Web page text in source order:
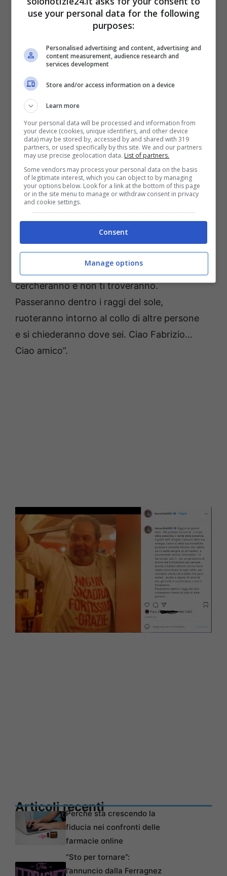
gelo: perché hanno litigato?
Leggi anche —-> Gerry Scotti prima foto da
nonno: eccolo con la piccola Ginevra
“Oggi è un giorno nero . Hai portato via con
te , il rosso della passione, il verde della
speranza, il giallo dell’ allegria, l’azzurro della
tua energia, l’arancio della tua incredibile
purezza e sincerità. Dicono che l’addio sia in
realtà sempre un arrivederci, e sicuramente
nel tuo “arrivederci “ ci hai trovati tutti li , noi,
un girotondo di anime che ti ameranno per
sempre , pronte a ballarti attorno con la
mano alzata come facevi tu ogni volta , per
ricordarci che la vita è bella. Ora però aiutaci ,
aiutaci a capire. Gli anni, le ore, gli occhi ,ti
cercheranno e non ti troveranno.
Passeranno dentro i raggi del sole,
ruoteranno intorno al collo di altre persone
e si chiederanno dove sei. Ciao Fabrizio…
Ciao amico”.
Articoli recentiPerché sta crescendo la
fiducia nei confronti delle
farmacie online
“Sto per tornare”:
l’annuncio dalla Ferragnez
use your personal data for the following
purposes:
Personalised advertising and content, advertising and
content measurement, audience research and
services development
Store and/or access information on a device
Learn more
Your personal data will be processed and information from
your device (cookies, unique identifiers, and other device
data) may be stored by, accessed by and shared with 319
partners, or used specifically by this site. We and our partners
may use precise geolocation data. List of partners.
Some vendors may process your personal data on the basis
of legitimate interest, which you can object to by managing
your options below. Look for a link at the bottom of this page
or in the site menu to manage or withdraw consent in privacy
and cookie settings.
Consent
Manage options